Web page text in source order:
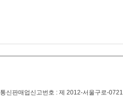
통신판매업신고번호 : 제 2012-서울구로-0721